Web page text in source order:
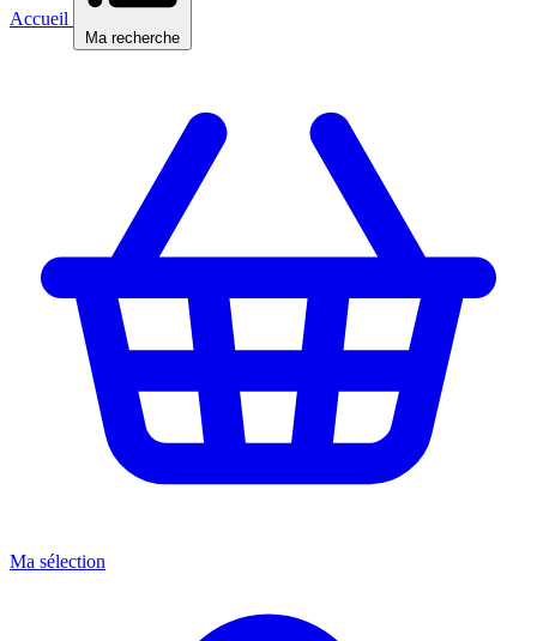
Accueil
Ma recherche
Ma sélection